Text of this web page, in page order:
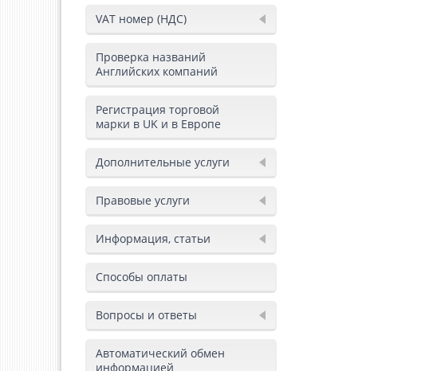
VAT номер (НДС)
Проверка названий
Английских компаний
Регистрация торговой
марки в UK и в Европе
Дополнительные услуги
Правовые услуги
Информация, статьи
Способы оплаты
Вопросы и ответы
Автоматический обмен
информацией